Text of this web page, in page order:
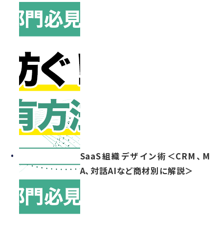
SaaS組織デザイン術＜CRM、M
A、対話AIなど商材別に解説＞